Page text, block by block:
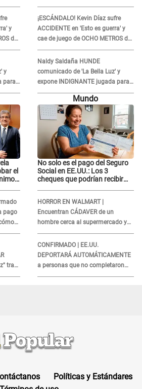
y
de
y
para
¡ESCÁNDALO! Kevin Díaz sufre
ACCIDENTE en 'Esto es guerra' y
cae de juego de OCHO METROS de
altura: "La colchoneta se rompe..."
Naldy Saldaña HUNDE
comunicado de 'La Bella Luz' y
expone INDIGNANTE jugada para
DEFENDER a director: "Que he
tenido algo..."
el
pago
tras
Mundo
No solo es el pago del Seguro
Social en EE.UU.: Los 3
cheques que podrían recibir
HORROR EN WALMART |
Encuentran CÁDAVER de un
hombre cerca al supermercado y
esto reveló la autopsia que le
realizaron
CONFIRMADO | EE.UU.
DEPORTARÁ AUTOMÁTICAMENTE
a personas que no completaron
este formulario clave
Políticas y Estándares